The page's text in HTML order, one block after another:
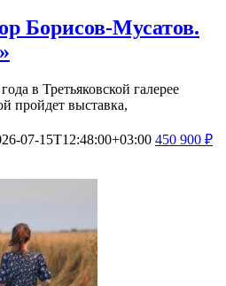
Борисов-Мусатов.
в Третьяковской галерее
пройдет выставка,
07-15T12:48:00+03:00 450 900 ₽